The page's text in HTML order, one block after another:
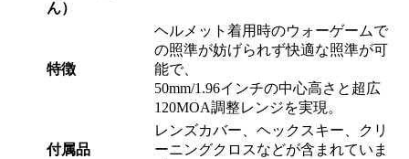
ん）
特徴
ヘルメット着用時のウォーゲームで
の照準が妨げられず快適な照準が可
能で、
50mm/1.96インチの中心高さと超広
120MOA調整レンジを実現。
付属品
レンズカバー、ヘックスキー、クリ
ーニングクロスなどが含まれていま